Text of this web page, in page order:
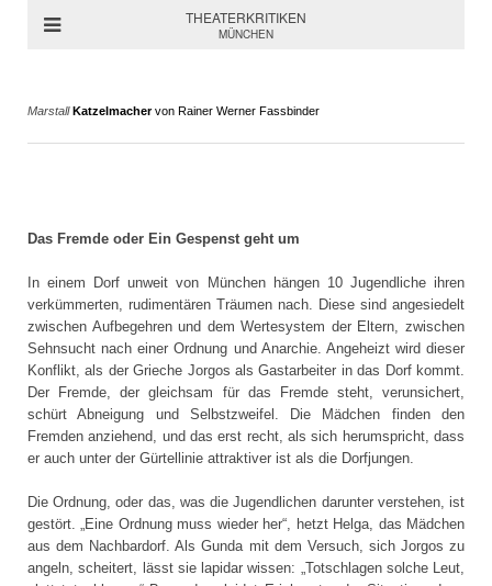
THEATERKRITIKEN
MÜNCHEN
Marstall Katzelmachervon Rainer Werner Fassbinder
Das Fremde oder Ein Gespenst geht um
In einem Dorf unweit von München hängen 10 Jugendliche ihren
verkümmerten, rudimentären Träumen nach. Diese sind angesiedelt
zwischen Aufbegehren und dem Wertesystem der Eltern, zwischen
Sehnsucht nach einer Ordnung und Anarchie. Angeheizt wird dieser
Konflikt, als der Grieche Jorgos als Gastarbeiter in das Dorf kommt.
Der Fremde, der gleichsam für das Fremde steht, verunsichert,
schürt Abneigung und Selbstzweifel. Die Mädchen finden den
Fremden anziehend, und das erst recht, als sich herumspricht, dass
er auch unter der Gürtellinie attraktiver ist als die Dorfjungen.
Die Ordnung, oder das, was die Jugendlichen darunter verstehen, ist
gestört. „Eine Ordnung muss wieder her“, hetzt Helga, das Mädchen
aus dem Nachbardorf. Als Gunda mit dem Versuch, sich Jorgos zu
angeln, scheitert, lässt sie lapidar wissen: „Totschlagen solche Leut,